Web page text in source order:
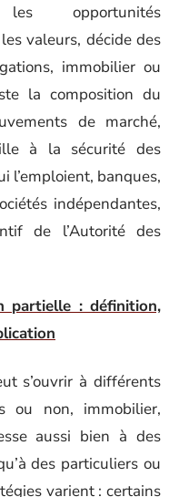
opportunités
valeurs, décide des
immobilier ou
la composition du
de marché,
à la sécurité des
l’emploient, banques,
indépendantes,
de l’Autorité des
partielle : définition,
s’ouvrir à différents
ou non, immobilier,
aussi bien à des
des particuliers ou
varient : certains